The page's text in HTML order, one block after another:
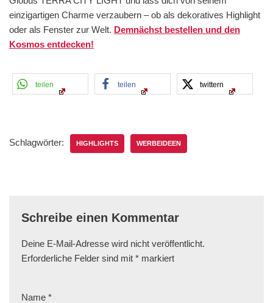
einzigartigen Charme verzaubern – ob als dekoratives Highlight
oder als Fenster zur Welt. Demnächst bestellen und den
Kosmos entdecken!
teilen teilen twittern
Schlagwörter: HIGHLIGHTS WERBEIDEEN
Schreibe einen Kommentar
Deine E-Mail-Adresse wird nicht veröffentlicht.
Erforderliche Felder sind mit * markiert
Name *